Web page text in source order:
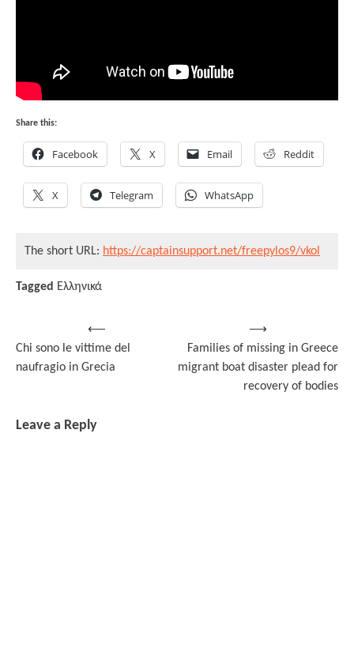
Share this:
Facebook X Email Reddit
X Telegram WhatsApp
The short URL: https://captainsupport.net/freepylos9/vkol
Tagged Ελληνικά
navigation
⟵
Chi sono le vittime del
naufragio in Grecia
Families of missing in Greece
migrant boat disaster plead for
recovery of bodies
⟶
Leave a Reply